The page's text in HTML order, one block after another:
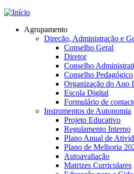
Jump to navigation
Agrupamento
Direção, Administração e
Conselho Geral
Diretor
Conselho
Conselho Pedagógico
Organização do Ano
Escola Digital
Formulário de
Instrumentos de Autonomia
Projeto Educativo
Regulamento Interno
Plano Anual de
Plano de Melhoria
Autoavaliação
Matrizes Curriculares